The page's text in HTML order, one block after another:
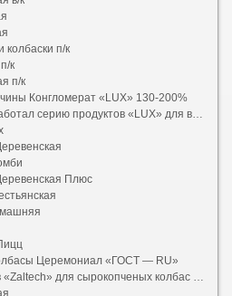
колбаски п/к
к
п/к
Конгломерат «LUX» 130-200%
серию продуктов «LUX» для ветчин
Плюс
Церемониал «ГОСТ — RU»
для сырокопченых колбас ГОСТ